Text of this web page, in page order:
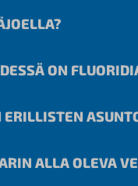
ON
ALLA OLEVA